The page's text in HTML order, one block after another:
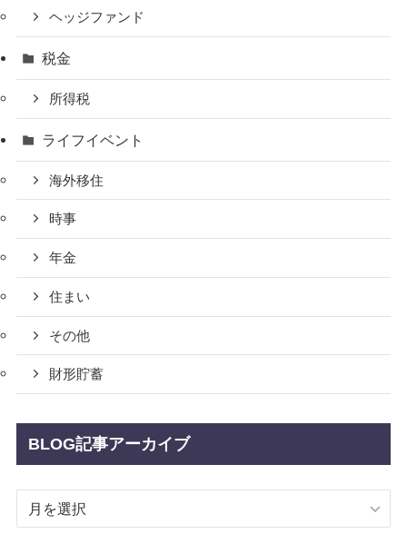
ヘッジファンド
税金
所得税
ライフイベント
海外移住
時事
年金
住まい
その他
財形貯蓄
BLOG記事アーカイブ
BLOG